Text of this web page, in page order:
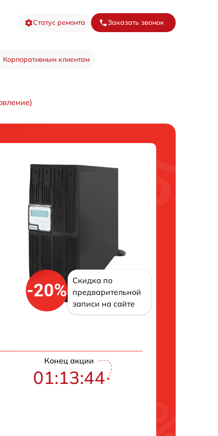
Статус ремонта Заказать звонок
Корпоративным клиентам
-20%
Скидка по
предварительной
записи на сайте
Конец акции
01:13:43